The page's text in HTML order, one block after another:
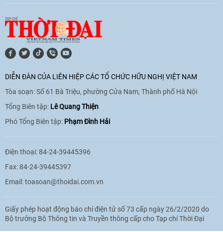
11:10|17/06/2026
hòa bình, hữu nghị giữa các dân tộc"
cho Đại sứ Hungary tại Việt Nam
17:25|13/06/2026
sinh Việt Nam tại trại hè Artek
14:41 12/06/2026
DIỄN ĐÀN CỦA LIÊN HIỆP CÁC TỔ CHỨC HỮU NGHỊ VIỆT NAM
Tòa soạn: Số 61 Bà Triệu, phường Cửa Nam, Thành phố Hà Nội
Tổng Biên tập: Lê Quang Thiện
Phó Tổng Biên tập: Phạm Đình Hải
Điện thoại: 84-24-39445396
Fax: 84-24-39445397
Email:toasoan@thoidai.com.vn
Giấy phép hoạt động báo chí điện tử số 73 cấp ngày 26/2/2020 do
Bộ trưởng Bộ Thông tin và Truyền thông cấp cho Tạp chí Thời Đại